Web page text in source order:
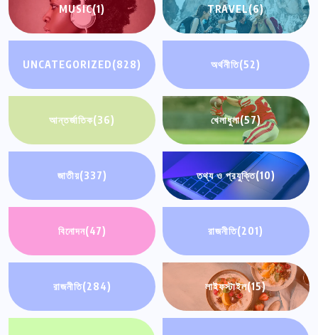
MUSIC(1) TRAVEL(6)
UNCATEGORIZED(828) অর্থনীতি(52)
আন্তর্জাতিক(36) খেলাধুলা(57)
জাতীয়(337) তথ্য ও প্রযুক্তি(10)
বিনোদন(47) রাজনীতি(201)
রাজনীতি(284) লাইফস্টাইল(15)